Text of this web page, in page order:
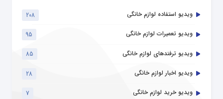
ویدیو استفاده لوازم خانگی
208
ویدیو تعمیرات لوازم خانگی
95
ویدیو ترفندهای لوازم خانگی
85
ویدیو اخبار لوازم خانگی
28
ویدیو خرید لوازم خانگی
7